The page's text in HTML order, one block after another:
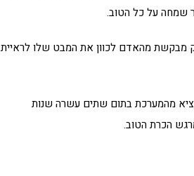
שמחה על כל הטוב.
מבקשת מהאדם לכוון את המבט שלו לראיית
מהמערכת בתום שתים עשרה שנות
הכרת הטוב.